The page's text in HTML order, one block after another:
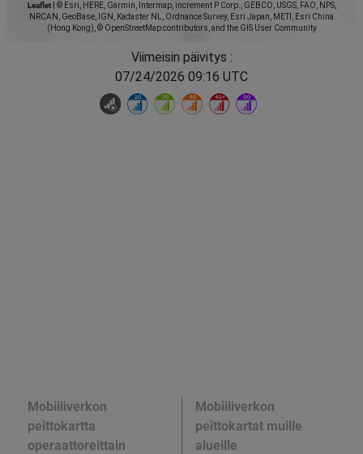
Leaflet
© Esri, HERE, Garmin, Intermap, increment P Corp., GEBCO, USGS, FAO, NPS,
NRCAN, GeoBase, IGN, Kadaster NL, Ordnance Survey, Esri Japan, METI, Esri China
(Hong Kong), © OpenStreetMap contributors, and the GIS User Community
Viimeisin päivitys :
07/24/2026 09:16 UTC
Mobiiliverkon
peittokartta
operaattoreittain
Mobiiliverkon
peittokartat muille
alueille